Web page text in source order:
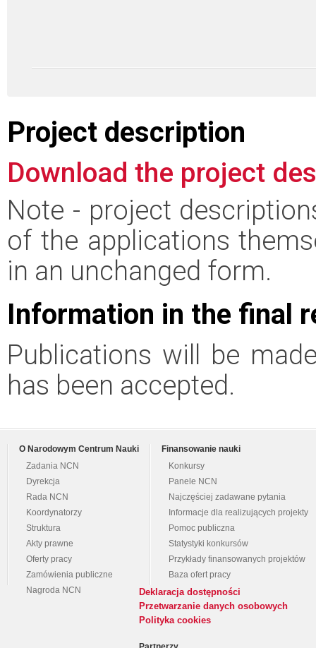
Project description
Download the project
Note - project
of the applications
in an unchanged form.
Information in the final
Publications will be
has been accepted.
O Narodowym Centrum Nauki
Zadania NCN
Dyrekcja
Rada NCN
Koordynatorzy
Struktura
Akty prawne
Oferty pracy
Zamówienia publiczne
Nagroda NCN
Finansowanie nauki
Konkursy
Panele NCN
Najczęściej zadawane pytania
Informacje dla realizujących projekty
Pomoc publiczna
Statystyki konkursów
Przykłady finansowanych projektów
Baza ofert pracy
Deklaracja dostępności
Przetwarzanie danych osobowych
Polityka cookies